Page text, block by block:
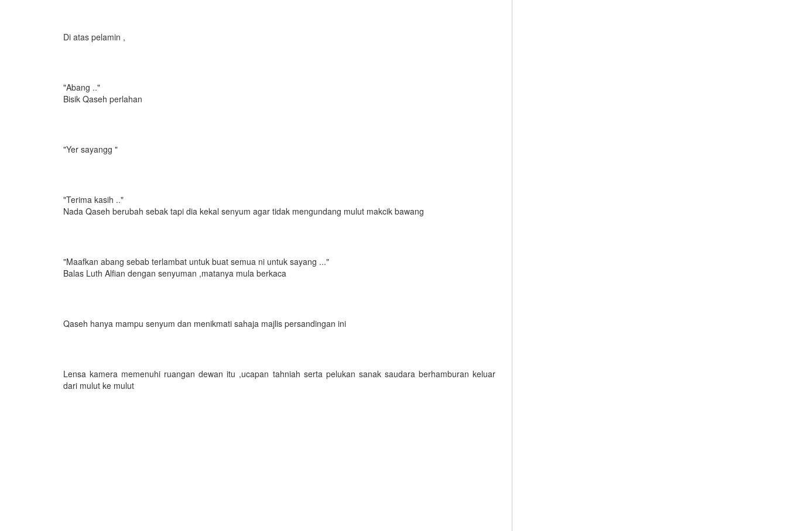
Di atas pelamin ,
"Abang .."
Bisik Qaseh perlahan
"Yer sayangg "
"Terima kasih .."
Nada Qaseh berubah sebak tapi dia kekal senyum agar tidak mengundang mulut makcik bawang
"Maafkan abang sebab terlambat untuk buat semua ni untuk sayang ..."
Balas Luth Alfian dengan senyuman ,matanya mula berkaca
Qaseh hanya mampu senyum dan menikmati sahaja majlis persandingan ini
Lensa kamera memenuhi ruangan dewan itu ,ucapan tahniah serta pelukan sanak saudara berhamburan keluar
dari mulut ke mulut